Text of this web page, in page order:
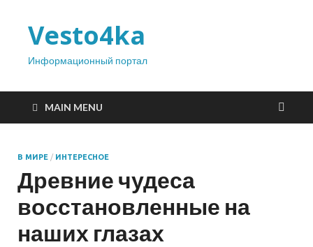
Vesto4ka
Информационный портал
MAIN MENU
В МИРЕ / ИНТЕРЕСНОЕ
Древние чудеса
восстановленные на
наших глазах